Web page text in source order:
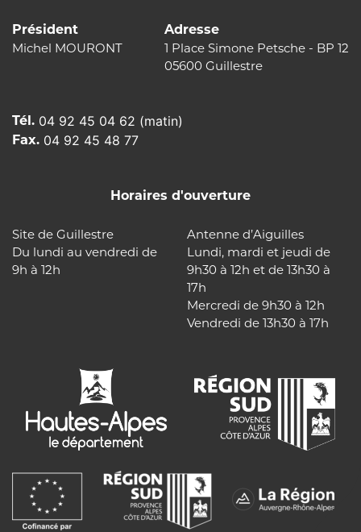
Président
Michel MOURONT
Adresse
1 Place Simone Petsche - BP 12
05600 Guillestre
Tél. 04 92 45 04 62 (matin)
Fax. 04 92 45 48 77
Horaires d'ouverture
Site de Guillestre
Du lundi au vendredi de
9h à 12h
Antenne d’Aiguilles
Lundi, mardi et jeudi de
9h30 à 12h et de 13h30 à
17h
Mercredi de 9h30 à 12h
Vendredi de 13h30 à 17h